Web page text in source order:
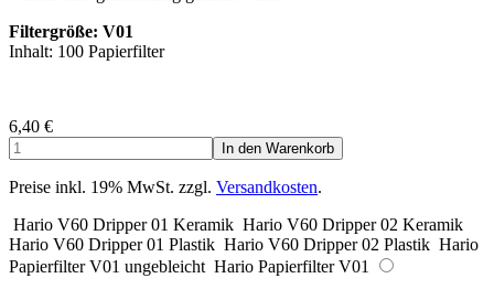
Filtergröße: V01
Inhalt: 100 Papierfilter
6,40 €
Preise inkl. 19% MwSt. zzgl. Versandkosten.
Hario V60 Dripper 01 Keramik Hario V60 Dripper 02 Keramik
Hario V60 Dripper 01 Plastik Hario V60 Dripper 02 Plastik Hario
Papierfilter V01 ungebleicht Hario Papierfilter V01